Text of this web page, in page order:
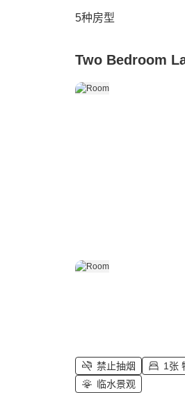
5种房型
Two Bedroom
禁止抽烟
1张
临水景观